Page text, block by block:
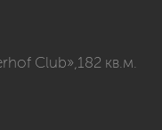
Club»,182 кв.м.